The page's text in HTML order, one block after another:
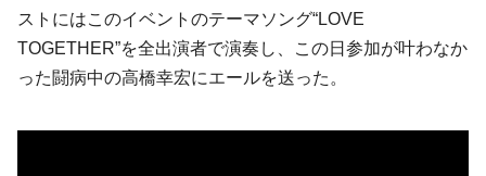
ストにはこのイベントのテーマソング“LOVE
TOGETHER”を全出演者で演奏し、この日参加が叶わなか
った闘病中の高橋幸宏にエールを送った。